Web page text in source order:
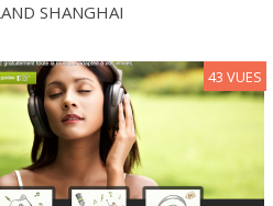
SHANGHAI
43 VUES